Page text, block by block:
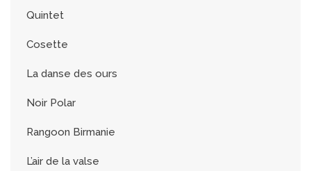
Quintet
Cosette
La danse des ours
Noir Polar
Rangoon Birmanie
L’air de la valse